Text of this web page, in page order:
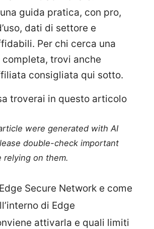
guida pratica, con pro,
dati di settore e
Per chi cerca una
completa, trovi anche
consigliata qui sotto.
troverai in questo articolo
were generated with AI
double-check important
relying on them.
Secure Network e come
di Edge
attivarla e quali limiti